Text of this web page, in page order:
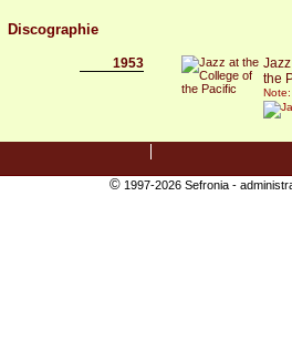
Discographie
1953
the
©1997-2026 Sefronia -